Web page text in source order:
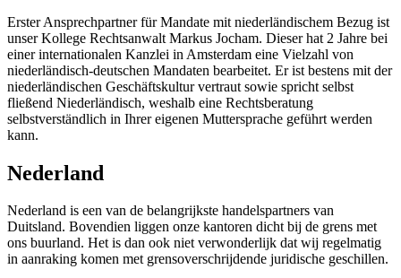
Erster Ansprechpartner für Mandate mit niederländischem Bezug ist
unser Kollege Rechtsanwalt Markus Jocham. Dieser hat 2 Jahre bei
einer internationalen Kanzlei in Amsterdam eine Vielzahl von
niederländisch-deutschen Mandaten bearbeitet. Er ist bestens mit der
niederländischen Geschäftskultur vertraut sowie spricht selbst
fließend Niederländisch, weshalb eine Rechtsberatung
selbstverständlich in Ihrer eigenen Muttersprache geführt werden
kann.
Nederland
Nederland is een van de belangrijkste handelspartners van
Duitsland. Bovendien liggen onze kantoren dicht bij de grens met
ons buurland. Het is dan ook niet verwonderlijk dat wij regelmatig
in aanraking komen met grensoverschrijdende juridische geschillen.